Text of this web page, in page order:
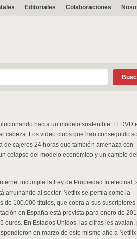
Editoriales Colaboraciones
hacia un modelo sostenible. El DVD
cabeza. Los video clubs que han conseguido
cajeros 24 horas que también amenaza con
colapso del modelo económico y un cambio del
incumple la Ley de Propiedad Intelectual,
arruinando al sector. Netflix se perfila como la
100.000 títulos, que cobra a sus suscriptores
en España está prevista para enero de
En Estados Unidos, las cifras les avalan,
en marzo de este mismo año a